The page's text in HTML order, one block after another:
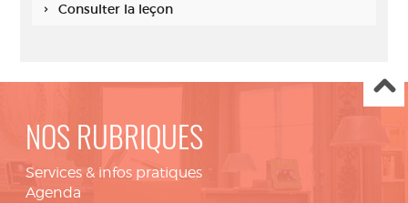
Consulter la leçon
NOS RUBRIQUES
Services & infos pratiques
Agenda